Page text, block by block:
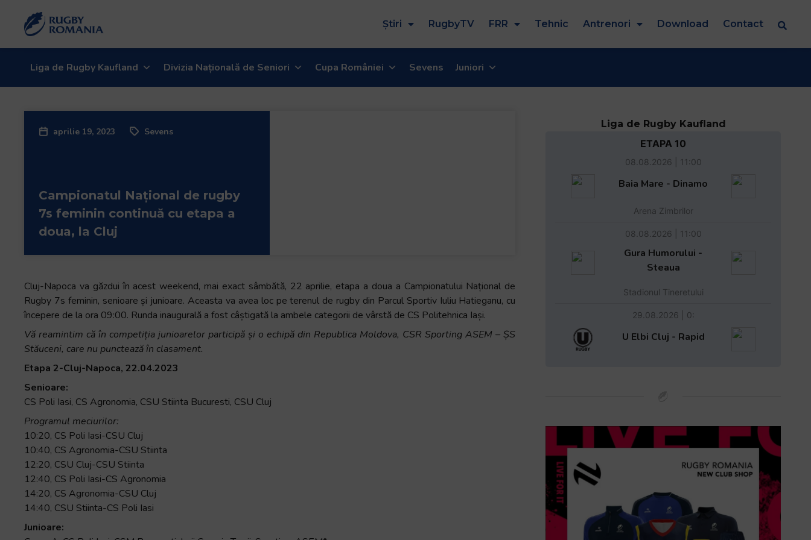
Știri RugbyTV FRR Tehnic Antrenori Download Contact
Liga de Rugby Kaufland Divizia Națională de Seniori Cupa României Sevens Juniori
aprilie 19, 2023 Sevens
Campionatul Național de rugby
7s feminin continuă cu etapa a
doua, la Cluj
Cluj-Napoca va găzdui în acest weekend, mai exact sâmbătă, 22 aprilie, etapa a doua a Campionatului Național de
Rugby 7s feminin, senioare și junioare. Aceasta va avea loc pe terenul de rugby din Parcul Sportiv Iuliu Hatieganu, cu
începere de la ora 09:00. Runda inaugurală a fost câștigată la ambele categorii de vârstă de CS Politehnica Iași.
Vă reamintim că în competiția junioarelor participă și o echipă din Republica Moldova, CSR Sporting ASEM – ȘS
Stăuceni, care nu punctează în clasament.
Etapa 2-Cluj-Napoca, 22.04.2023
Senioare:
CS Poli Iasi, CS Agronomia, CSU Stiinta Bucuresti, CSU Cluj
Programul meciurilor:
10:20, CS Poli Iasi-CSU Cluj
10:40, CS Agronomia-CSU Stiinta
12:20, CSU Cluj-CSU Stiinta
12:40, CS Poli Iasi-CS Agronomia
14:20, CS Agronomia-CSU Cluj
14:40, CSU Stiinta-CS Poli Iasi
Junioare:
Liga de Rugby Kaufland
ETAPA 10
08.08.2026 | 11:00
Baia Mare - Dinamo
Arena Zimbrilor
08.08.2026 | 11:00
Gura Humorului -
Steaua
Stadionul Tineretului
29.08.2026 | 0:
U Elbi Cluj - Rapid